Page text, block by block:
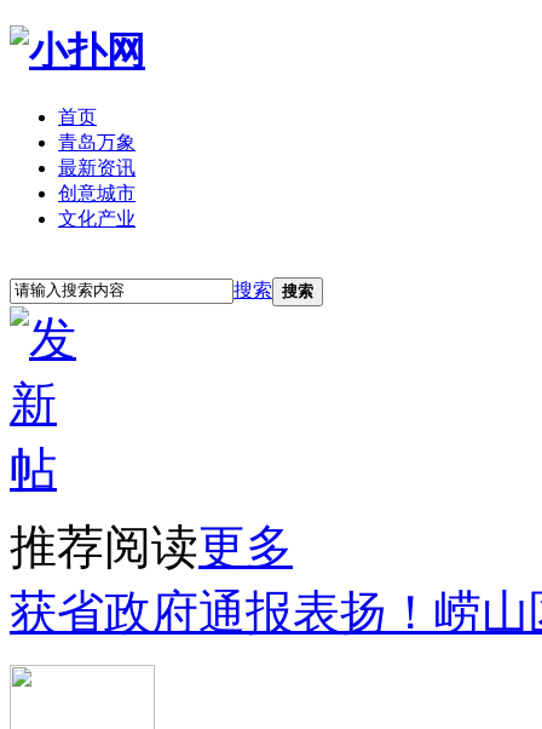
首页
青岛万象
最新资讯
创意城市
文化产业
搜索 搜索
推荐阅读更多
获省政府通报表扬！崂